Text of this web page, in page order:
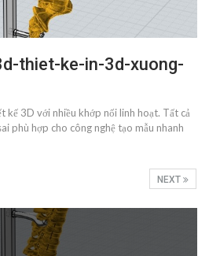
thiet-ke-in-3d-xuong-
kế 3D với nhiều khớp nối linh hoạt. Tất cả
phù hợp cho công nghệ tạo mẫu nhanh
NEXT